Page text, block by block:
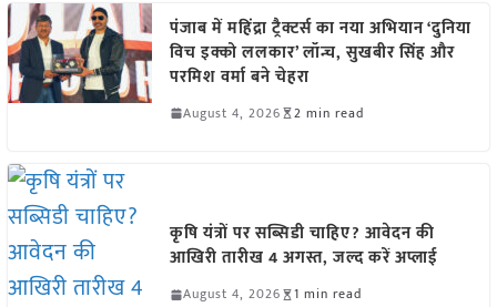
पंजाब में महिंद्रा ट्रैक्टर्स का नया अभियान ‘दुनिया
विच इक्को ललकार’ लॉन्च, सुखबीर सिंह और
परमिश वर्मा बने चेहरा
August 4, 2026 2 min read
कृषि यंत्रों पर सब्सिडी चाहिए? आवेदन की
आखिरी तारीख 4 अगस्त, जल्द करें अप्लाई
August 4, 2026 1 min read